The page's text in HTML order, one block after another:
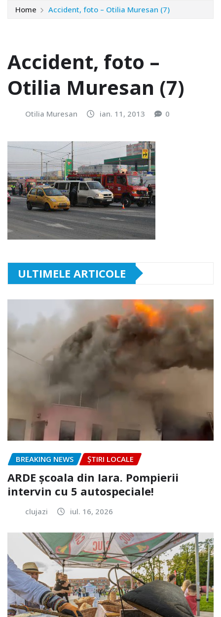
Home Accident, foto – Otilia Muresan (7)
Accident, foto –
Otilia Muresan (7)
Otilia Muresan ian. 11, 2013 0
ULTIMELE ARTICOLE
BREAKING NEWS ȘTIRI LOCALE
ARDE școala din Iara. Pompierii
intervin cu 5 autospeciale!
clujazi iul. 16, 2026